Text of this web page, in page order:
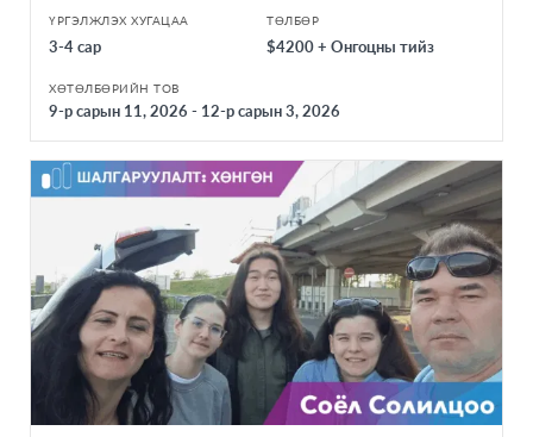
ҮРГЭЛЖЛЭХ ХУГАЦАА
3-4 сар
ТӨЛБӨР
$4200 + Онгоцны тийз
ХӨТӨЛБӨРИЙН ТОВ
9-р сарын 11, 2026 - 12-р сарын 3, 2026